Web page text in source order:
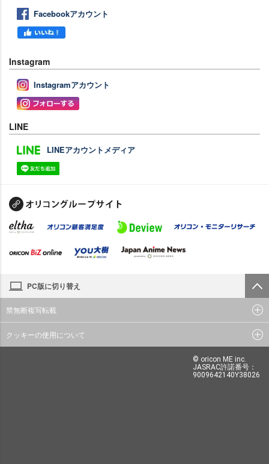
Facebookアカウント
Instagram
Instagramアカウント
LINE
LINEアカウントメディア
PC版に切り替え
禁無断複写転載
クッキーの使用について
© oricon ME inc.
JASRAC許諾番号：
9009642140Y38026